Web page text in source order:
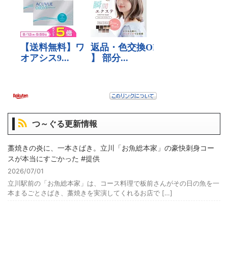
つ～ぐる更新情報
藁焼きの炎に、一本さばき。立川「お魚総本家」の豪快刺身コー
スが本当にすごかった #提供
2026/07/01
立川駅前の「お魚総本家」は、コース料理で板前さんがその日の魚を一
本まるごとさばき、藁焼きを実演してくれるお店で […]